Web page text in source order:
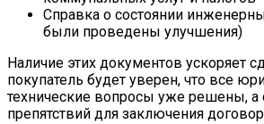
Справка о состоянии
были проведены улучшения)
Наличие этих документов ускоряет
покупатель будет уверен, что все
технические вопросы уже решены, а
препятствий для заключения